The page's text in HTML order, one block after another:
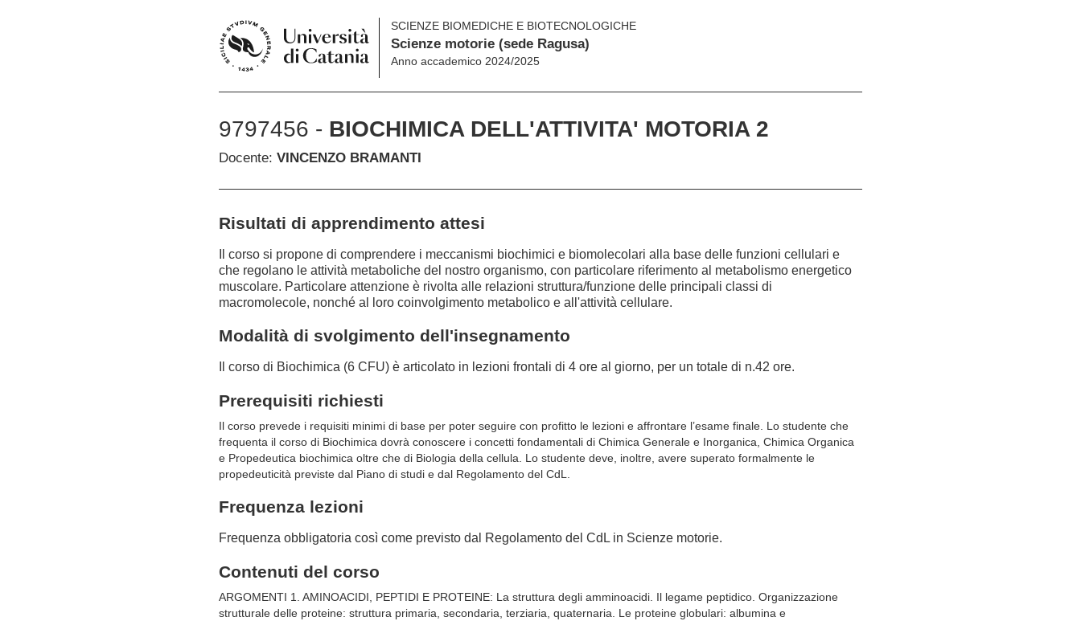
SCIENZE BIOMEDICHE E BIOTECNOLOGICHE
Scienze motorie (sede Ragusa)
Anno accademico 2024/2025
9797456 - BIOCHIMICA DELL'ATTIVITA' MOTORIA 2
Docente: VINCENZO BRAMANTI
Risultati di apprendimento attesi
Il corso si propone di comprendere i meccanismi biochimici e biomolecolari alla base delle funzioni cellulari e
che regolano le attività metaboliche del nostro organismo, con particolare riferimento al metabolismo energetico
muscolare. Particolare attenzione è rivolta alle relazioni struttura/funzione delle principali classi di
macromolecole, nonché al loro coinvolgimento metabolico e all'attività cellulare.
Modalità di svolgimento dell'insegnamento
Il corso di Biochimica (6 CFU) è articolato in lezioni frontali di 4 ore al giorno, per un totale di n.42 ore.
Prerequisiti richiesti
Il corso prevede i requisiti minimi di base per poter seguire con profitto le lezioni e affrontare l’esame finale. Lo studente che
frequenta il corso di Biochimica dovrà conoscere i concetti fondamentali di Chimica Generale e Inorganica, Chimica Organica
e Propedeutica biochimica oltre che di Biologia della cellula. Lo studente deve, inoltre, avere superato formalmente le
propedeuticità previste dal Piano di studi e dal Regolamento del CdL.
Frequenza lezioni
Frequenza obbligatoria così come previsto dal Regolamento del CdL in Scienze motorie.
Contenuti del corso
ARGOMENTI 1. AMINOACIDI, PEPTIDI E PROTEINE: La struttura degli amminoacidi. Il legame peptidico. Organizzazione
strutturale delle proteine: struttura primaria, secondaria, terziaria, quaternaria. Le proteine globulari: albumina e